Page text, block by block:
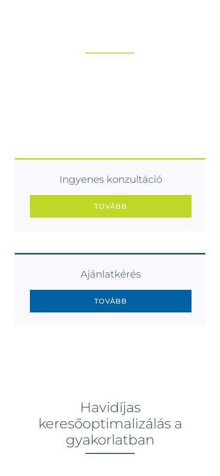
Ingyenes konzultáció
TOVÁBB
Ajánlatkérés
TOVÁBB
Havidíjas
keresőoptimalizálás a
gyakorlatban